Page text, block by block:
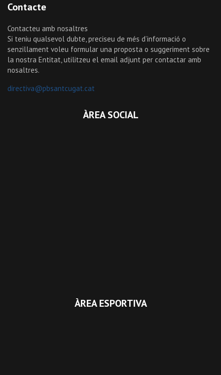
Contacte
Contacteu amb nosaltres
Si teniu qualsevol dubte, preciseu de més d’informació o
senzillament voleu formular una proposta o suggeriment sobre
la nostra Entitat, utilitzeu el email adjunt per contactar amb
nosaltres.
directiva@pbsantcugat.cat
ÀREA SOCIAL
ÀREA ESPORTIVA